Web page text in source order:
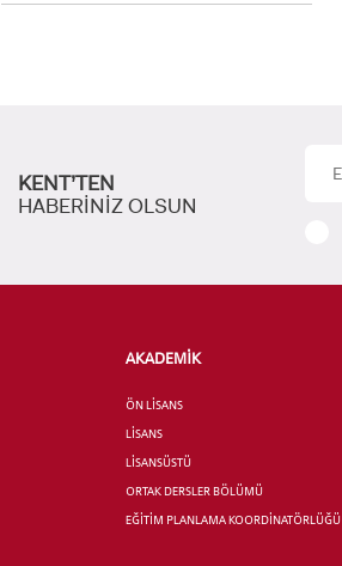
KENT’TEN
HABERİNİZ OLSUN
AKADEMİK
ÖN LİSANS
LİSANS
LİSANSÜSTÜ
ORTAK DERSLER BÖLÜMÜ
EĞİTİM PLANLAMA KOORDİNATÖRLÜĞÜ